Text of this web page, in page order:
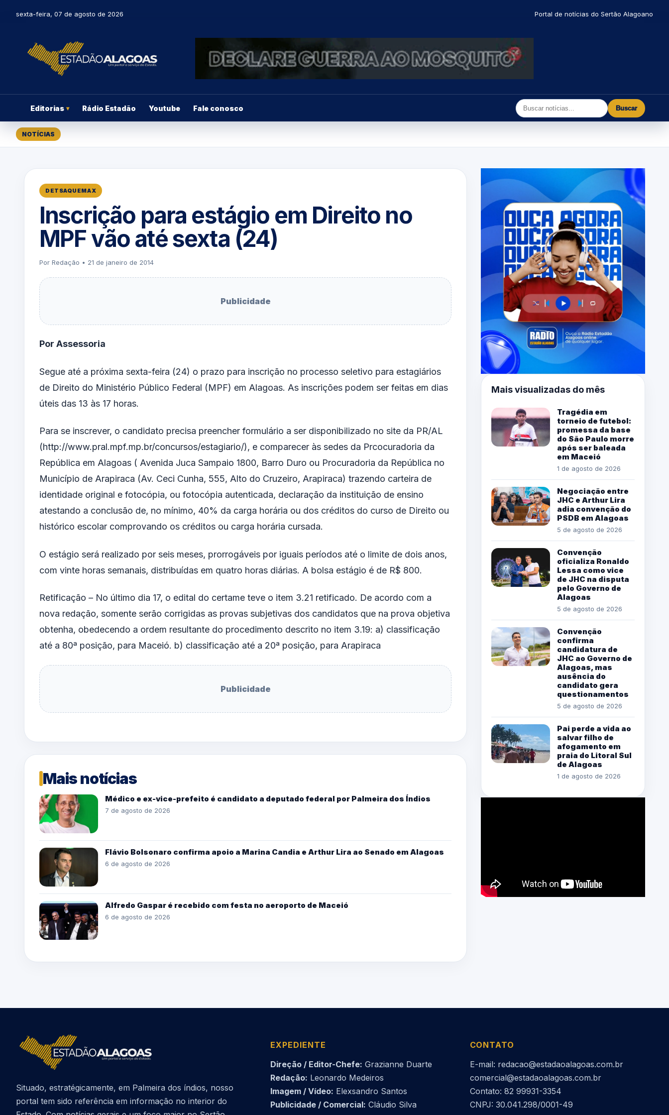
sexta-feira, 07 de agosto de 2026 Portal de notícias do Sertão Alagoano
Editorias ▾ Rádio Estadão Youtube Fale conosco Buscar
NOTÍCIAS
DETSAQUEMAX
Inscrição para estágio em Direito no
MPF vão até sexta (24)
Por Redação • 21 de janeiro de 2014
Publicidade
Por Assessoria
Segue até a próxima sexta-feira (24) o prazo para inscrição no processo seletivo para estagiários
de Direito do Ministério Público Federal (MPF) em Alagoas. As inscrições podem ser feitas em dias
úteis das 13 às 17 horas.
Para se inscrever, o candidato precisa preencher formulário a ser disponibilizado no site da PR/AL
(http://www.pral.mpf.mp.br/concursos/estagiario/), e comparecer às sedes da Prcocuradoria da
República em Alagoas ( Avenida Juca Sampaio 1800, Barro Duro ou Procuradoria da República no
Município de Arapiraca (Av. Ceci Cunha, 555, Alto do Cruzeiro, Arapiraca) trazendo carteira de
identidade original e fotocópia, ou fotocópia autenticada, declaração da instituição de ensino
atestando a conclusão de, no mínimo, 40% da carga horária ou dos créditos do curso de Direito ou
histórico escolar comprovando os créditos ou carga horária cursada.
O estágio será realizado por seis meses, prorrogáveis por iguais períodos até o limite de dois anos,
com vinte horas semanais, distribuídas em quatro horas diárias. A bolsa estágio é de R$ 800.
Retificação – No último dia 17, o edital do certame teve o item 3.21 retificado. De acordo com a
nova redação, somente serão corrigidas as provas subjetivas dos candidatos que na prova objetiva
obtenha, obedecendo a ordem resultante do procedimento descrito no item 3.19: a) classificação
até a 80ª posição, para Maceió. b) classificação até a 20ª posição, para Arapiraca
Publicidade
Mais notícias
Médico e ex-vice-prefeito é candidato a deputado federal por Palmeira dos Índios
7 de agosto de 2026
Flávio Bolsonaro confirma apoio a Marina Candia e Arthur Lira ao Senado em Alagoas
6 de agosto de 2026
Alfredo Gaspar é recebido com festa no aeroporto de Maceió
6 de agosto de 2026
Mais visualizadas do mês
Tragédia em
torneio de futebol:
promessa da base
do São Paulo morre
após ser baleada
em Maceió
1 de agosto de 2026
Negociação entre
JHC e Arthur Lira
adia convenção do
PSDB em Alagoas
5 de agosto de 2026
Convenção
oficializa Ronaldo
Lessa como vice
de JHC na disputa
pelo Governo de
Alagoas
5 de agosto de 2026
Convenção
confirma
candidatura de
JHC ao Governo de
Alagoas, mas
ausência do
candidato gera
questionamentos
5 de agosto de 2026
Pai perde a vida ao
salvar filho de
afogamento em
praia do Litoral Sul
de Alagoas
1 de agosto de 2026
Situado, estratégicamente, em Palmeira dos índios, nosso
portal tem sido referência em informação no interior do
EXPEDIENTE
Direção / Editor-Chefe: Grazianne Duarte
Redação: Leonardo Medeiros
Imagem / Vídeo: Elexsandro Santos
Publicidade / Comercial: Cláudio Silva
CONTATO
E-mail: redacao@estadaoalagoas.com.br
comercial@estadaoalagoas.com.br
Contato: 82 99931-3354
CNPJ: 30.041.298/0001-49